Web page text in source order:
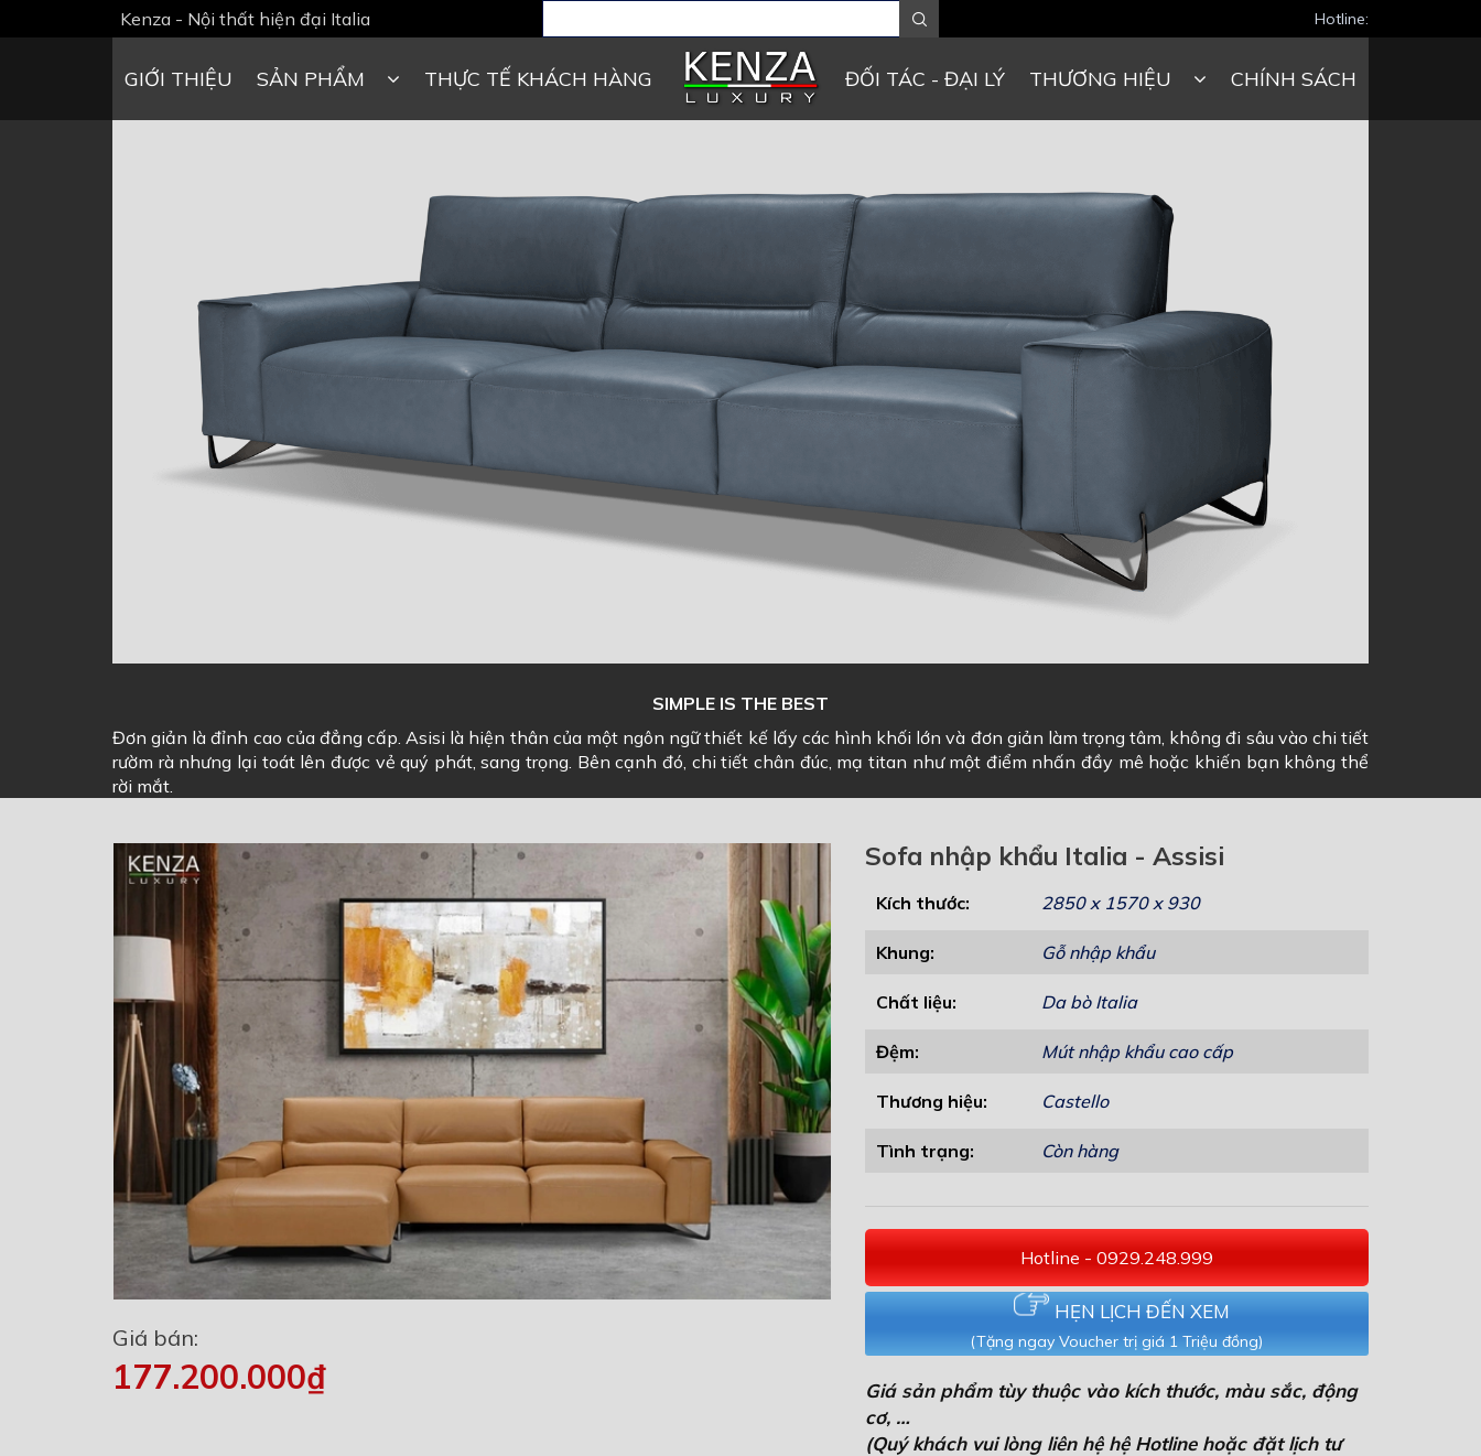
Kenza - Nội thất hiện đại Italia Hotline:
GIỚI THIỆU SẢN PHẨM THỰC TẾ KHÁCH HÀNG ĐỐI TÁC - ĐẠI LÝ THƯƠNG HIỆU CHÍNH SÁCH
SIMPLE IS THE BEST
Đơn giản là đỉnh cao của đẳng cấp. Asisi là hiện thân của một ngôn ngữ thiết kế lấy các hình khối lớn và đơn giản làm trọng tâm, không đi sâu vào chi tiết
rườm rà nhưng lại toát lên được vẻ quý phát, sang trọng. Bên cạnh đó, chi tiết chân đúc, mạ titan như một điểm nhấn đầy mê hoặc khiến bạn không thể
rời mắt.
Giá bán:
177.200.000₫
Sofa nhập khẩu Italia - Assisi
Kích thước: 2850 x 1570 x 930
Khung: Gỗ nhập khẩu
Chất liệu: Da bò Italia
Đệm: Mút nhập khẩu cao cấp
Thương hiệu: Castello
Tình trạng: Còn hàng
Hotline - 0929.248.999
HẸN LỊCH ĐẾN XEM
(Tặng ngay Voucher trị giá 1 Triệu đồng)
Giá sản phẩm tùy thuộc vào kích thước, màu sắc, động
cơ, …
(Quý khách vui lòng liên hệ hệ Hotline hoặc đặt lịch tư